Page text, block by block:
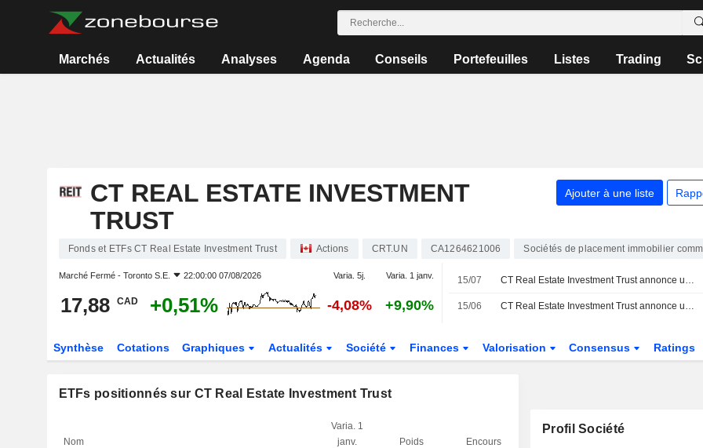
Marchés Actualités Analyses Agenda Conseils Portefeuilles Listes Trading
CT REAL ESTATE INVESTMENT
TRUST
Ajouter à une liste
Fonds et ETFs CT Real Estate Investment Trust Actions CRT.UN CA1264621006 Sociétés de placement immobilier
Marché Fermé - Toronto S.E. 22:00:00 07/08/2026 Varia. 5j. Varia. 1 janv.
17,88 CAD +0,51% -4,08% +9,90%
15/07 CT Real Estate Investment Trust annonce une distribution pour la période du 1er au 31 juillet 2026, payable le 17 août 2026
15/06 CT Real Estate Investment Trust annonce une distribution pour la période du 1er au 30 juin 2026, payable le 15 juillet 2026
Synthèse Cotations Graphiques Actualités Société Finances Valorisation Consensus Ratings
ETFs positionnés sur CT Real Estate Investment Trust
Nom
Varia. 1
janv.
Poids Encours
Profil Société